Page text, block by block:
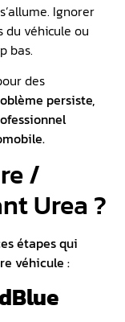
Ignorer
du véhicule ou
bas.
des
persiste,
.
/
Urea ?
étapes qui
véhicule :